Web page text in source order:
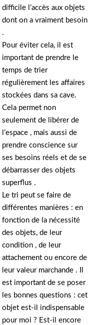
difficile l’accès aux objets
dont on a vraiment besoin
.
Pour éviter cela, il est
important de prendre le
temps de trier
régulièrement les affaires
stockées dans sa cave.
Cela permet non
seulement de libérer de
l’espace , mais aussi de
prendre conscience sur
ses besoins réels et de se
débarrasser des objets
superflus .
Le tri peut se faire de
différentes manières : en
fonction de la nécessité
des objets, de leur
condition , de leur
attachement ou encore de
leur valeur marchande . Il
est important de se poser
les bonnes questions : cet
objet est-il indispensable
pour moi ? Est-il encore